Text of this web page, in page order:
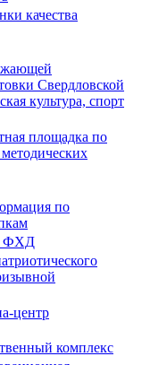
качества
Свердловской
культура, спорт
площадка по
по
ФХД
центр
комплекс